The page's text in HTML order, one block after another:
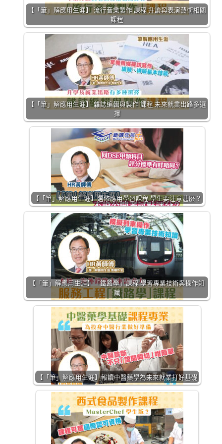
【「筆」解應用生涯】 流行音樂製作 課程 升讀與表演藝術相關
課程
【「筆」解應用生涯】 雜誌編輯與製作 課程 未來就業出路多選
擇
【「筆」解應用生涯】選修應用學習課程 學生要注意甚麼？
【「筆」解應用生涯】「鐵路學」課程 學習專業技術與操作知
識
【「筆」解應用生涯】報讀中醫藥學為未來就業打好基礎